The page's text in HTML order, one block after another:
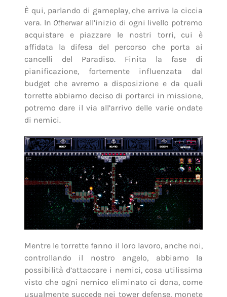
È qui, parlando di gameplay, che arriva la ciccia
vera. In Otherwarall’inizio di ogni livello potremo
acquistare e piazzare le nostri torri, cui è
affidata la difesa del percorso che porta ai
cancelli del Paradiso. Finita la fase di
pianificazione, fortemente influenzata dal
budget che avremo a disposizione e da quali
torrette abbiamo deciso di portarci in missione,
potremo dare il via all’arrivo delle varie ondate
di nemici.
Mentre le torrette fanno il loro lavoro, anche noi,
controllando il nostro angelo, abbiamo la
possibilità d’attaccare i nemici, cosa utilissima
visto che ogni nemico eliminato ci dona, come
usualmente succede nei tower defense, monete